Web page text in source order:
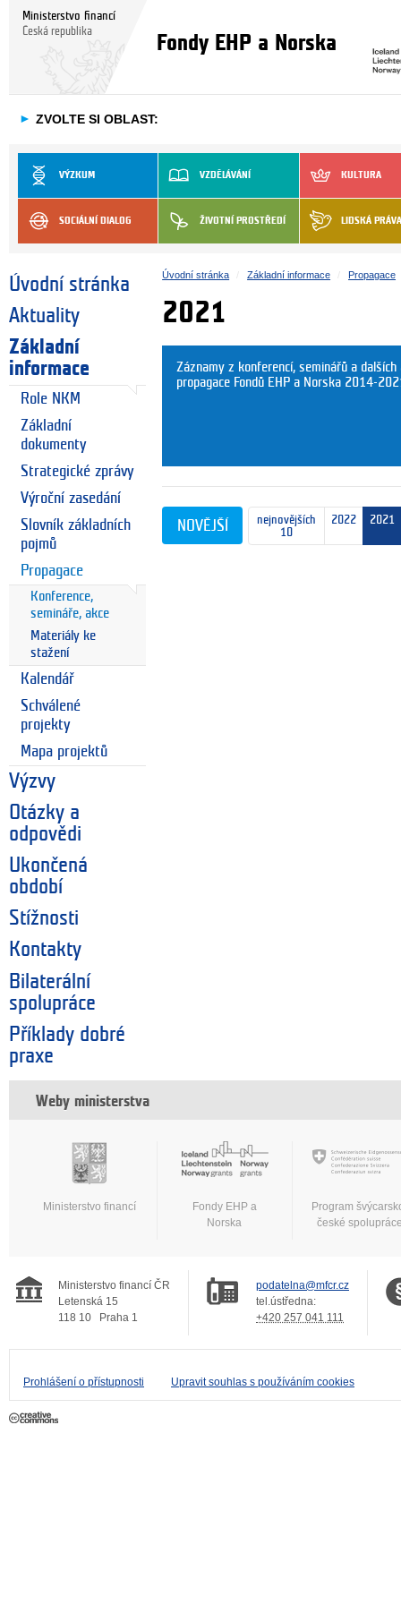
Ministerstvo financí
Česká republika
Fondy EHP a Norska
► ZVOLTE SI OBLAST:
VÝZKUM VZDĚLÁVÁNÍ KULTURA
SOCIÁLNÍ DIALOG ŽIVOTNÍ PROSTŘEDÍ LIDSKÁ PRÁVA
Úvodní stránka
Aktuality
Základní
informace
Role NKM
Základní
dokumenty
Strategické zprávy
Výroční zasedání
Slovník základních
pojmů
Propagace
Konference,
semináře, akce
Materiály ke
stažení
Kalendář
Schválené
projekty
Mapa projektů
Výzvy
Otázky a
odpovědi
Ukončená
období
Stížnosti
Kontakty
Bilaterální
spolupráce
Příklady dobré
praxe
Úvodní stránka Základní informace Propagace
2021
Záznamy z konferencí, seminářů a
propagace Fondů EHP a Norska 2014-
nejnovějších
10
2022 2021
NOVĚJŠÍ
Weby ministerstva
Ministerstvo financí
Fondy EHP a
Norska
Program
české
Ministerstvo financí ČR
Letenská 15
118 10
Praha 1
podatelna@mfcr.cz
tel.ústředna:
+420 257 041 111
Prohlášení o přístupnosti Upravit souhlas s používáním cookies